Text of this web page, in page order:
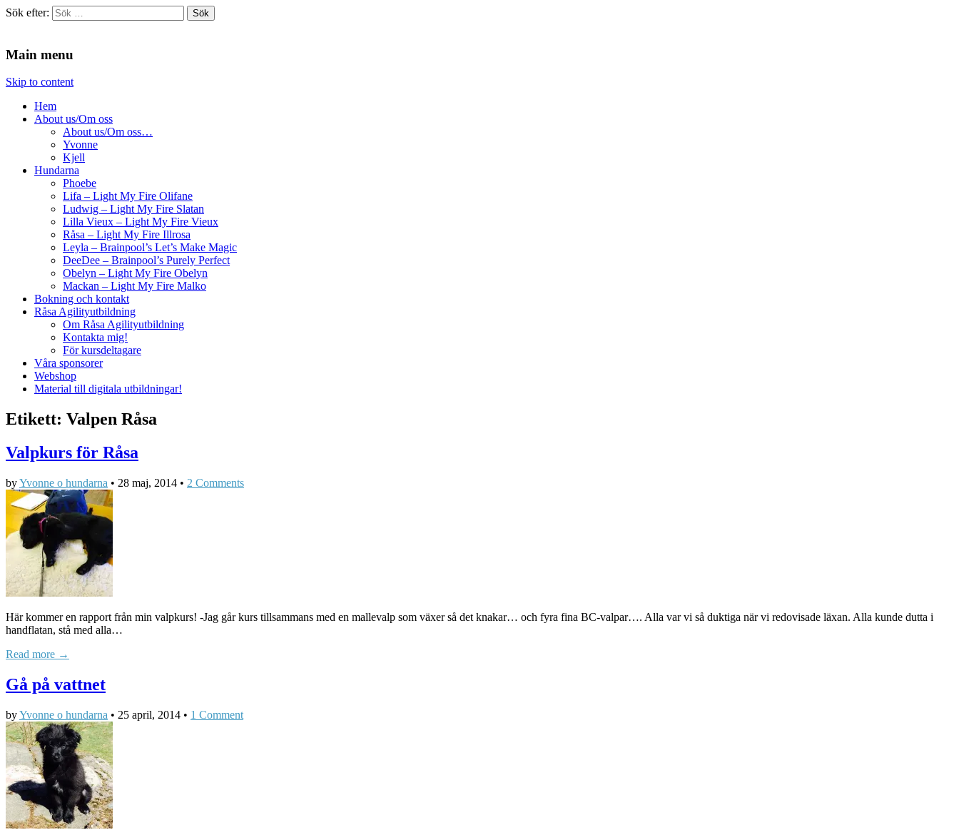
Sök efter:
Main menu
Skip to content
Hem
About us/Om oss
About us/Om oss…
Yvonne
Kjell
Hundarna
Phoebe
Lifa – Light My Fire Olifane
Ludwig – Light My Fire Slatan
Lilla Vieux – Light My Fire Vieux
Råsa – Light My Fire Illrosa
Leyla – Brainpool’s Let’s Make Magic
DeeDee – Brainpool’s Purely Perfect
Obelyn – Light My Fire Obelyn
Mackan – Light My Fire Malko
Bokning och kontakt
Råsa Agilityutbildning
Om Råsa Agilityutbildning
Kontakta mig!
För kursdeltagare
Våra sponsorer
Webshop
Material till digitala utbildningar!
Etikett: Valpen Råsa
Valpkurs för Råsa
byYvonne o hundarna • 28 maj, 2014 • 2 Comments
Här kommer en rapport från min valpkurs! -Jag går kurs tillsammans med en mallevalp som växer så det knakar… och fyra fina BC-valpar…. Alla var vi så duktiga när vi redovisade läxan. Alla kunde dutta i
handflatan, stå med alla…
Read more →
Gå på vattnet
byYvonne o hundarna • 25 april, 2014 • 1 Comment